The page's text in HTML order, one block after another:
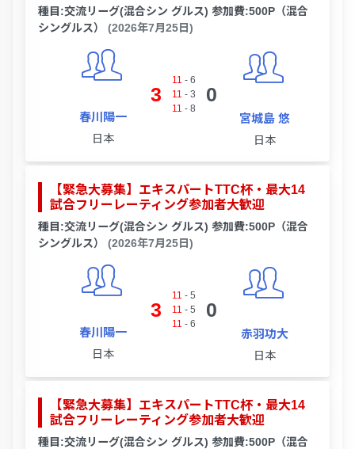
種目:交流リーグ(混合シン グルス) 参加費:500P（混合
シングルス）
(2026年7月25日)
春川陽一
日本
3
11 - 6
11 - 3
11 - 8
0
宮城島 悠
日本
【緊急大募集】エキスパートTTC杯・最大14
試合フリーレーティング参加者大歓迎
種目:交流リーグ(混合シン グルス) 参加費:500P（混合
シングルス）
(2026年7月25日)
春川陽一
日本
3
11 - 5
11 - 5
11 - 6
0
赤羽功大
日本
【緊急大募集】エキスパートTTC杯・最大14
試合フリーレーティング参加者大歓迎
種目:交流リーグ(混合シン グルス) 参加費:500P（混合